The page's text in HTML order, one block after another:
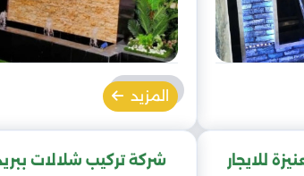
المزيد
للايجار
شركة تركيب شلالات